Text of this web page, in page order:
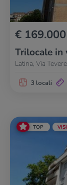
€ 169.000
Trilocale in
Latina, Via Tevere
3 locali
TOP